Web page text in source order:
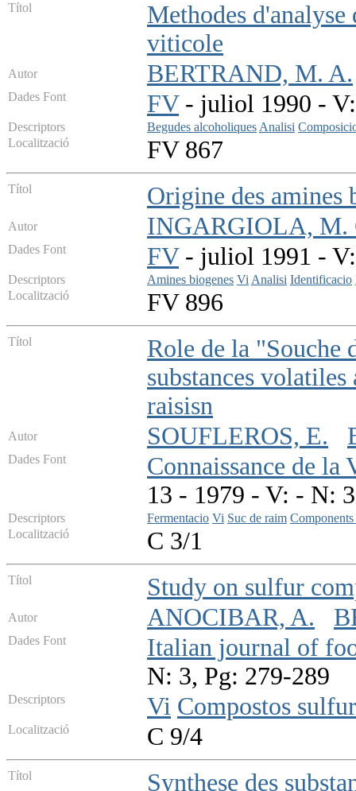
Títol
Methodes
viticole
Autor BERTRAND, M. A.
Dades Font FV- juliol 1990 -
Descriptors Begudes alcoholiquesAnalisi
Localització
FV 867
Títol Origine des amines
Autor INGARGIOLA, M.
Dades Font FV- juliol 1991 -
Descriptors Amines biogenes ViAnalisi Identificacio
Localització
FV 896
Títol
Role de la "Souche
substances
raisisn
Autor SOUFLEROS, E.
Dades Font
Connaissance de la
13 - 1979 - V: - N:
Descriptors Fermentacio Vi Suc de raim
Localització
C 3/1
Títol Study on sulfur
Autor ANOCIBAR, A.
Dades Font
Italian journal of
N: 3, Pg: 279-289
Descriptors Vi Compostos
Localització C 9/4
Títol Synthese des